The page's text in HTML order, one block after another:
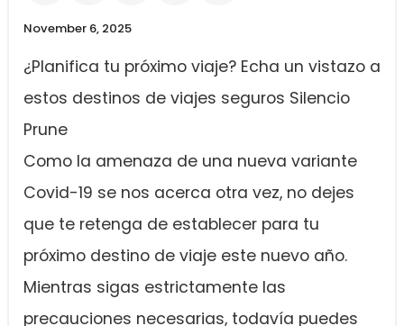
November 6, 2025
¿Planifica tu próximo viaje? Echa un vistazo a
estos destinos de viajes seguros Silencio
Prune
Como la amenaza de una nueva variante
Covid-19 se nos acerca otra vez, no dejes
que te retenga de establecer para tu
próximo destino de viaje este nuevo año.
Mientras sigas estrictamente las
precauciones necesarias, todavía puedes